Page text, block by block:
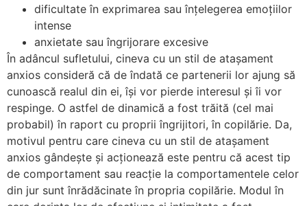
dificultate în exprimarea sau înţelegerea emoţiilor
intense
anxietate sau îngrijorare excesive
În adâncul sufletului, cineva cu un stil de atașament
anxios consideră că de îndată ce partenerii lor ajung să
cunoască realul din ei, își vor pierde interesul și îi vor
respinge. O astfel de dinamică a fost trăită (cel mai
probabil) în raport cu proprii îngrijitori, în copilărie. Da,
motivul pentru care cineva cu un stil de atașament
anxios gândește și acționează este pentru că acest tip
de comportament sau reacție la comportamentele celor
din jur sunt înrădăcinate în propria copilărie. Modul în